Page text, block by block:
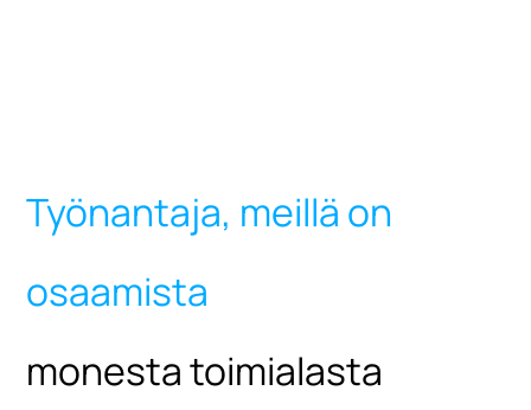
Työnantaja, meillä on
osaamista
monesta toimialasta